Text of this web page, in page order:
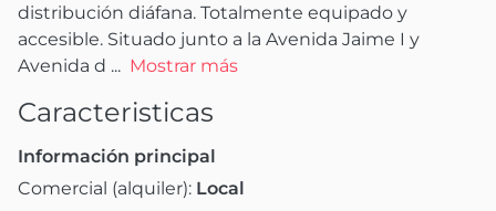
distribución diáfana. Totalmente equipado y
accesible. Situado junto a la Avenida Jaime I y
Avenida d ... Mostrar más
Caracteristicas
Información principal
Comercial (alquiler): Local